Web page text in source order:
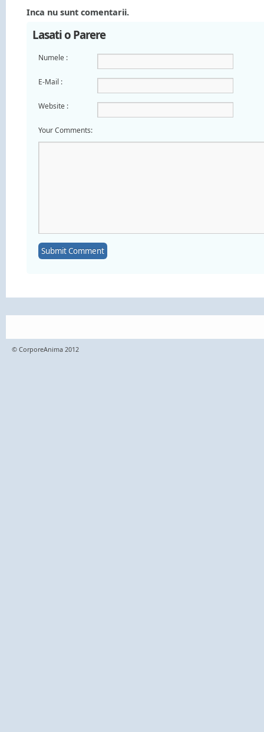
Inca nu sunt comentarii.
Lasati o Parere
Numele :
E-Mail :
Website :
Your Comments:
© CorporeAnima 2012